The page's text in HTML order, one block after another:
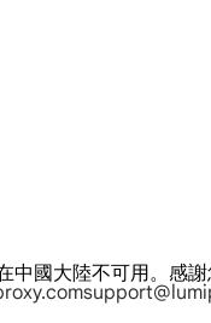
中國大陸不可用。感謝